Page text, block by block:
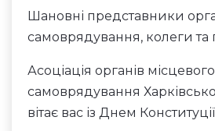
Шановні представники
самоврядування, колеги та
Асоціація органів місцевого
самоврядування
вітає вас із Днем